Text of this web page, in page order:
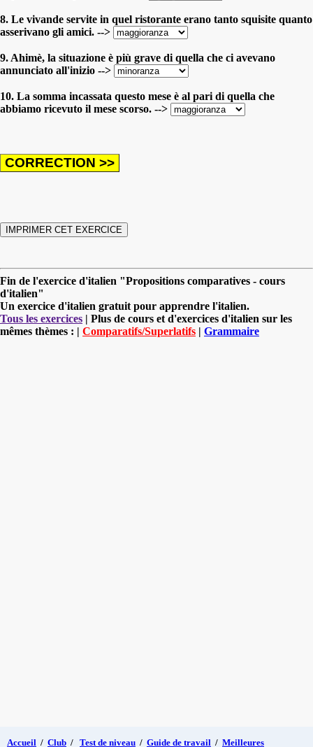
8. Le vivande servite in quel ristorante erano tanto squisite quanto
asserivano gli amici. -->
9. Ahimè, la situazione è più grave di quella che ci avevano
annunciato all'inizio -->
10. La somma incassata questo mese è al pari di quella che
abbiamo ricevuto il mese scorso. -->
Fin de l'exercice d'italien "Propositions comparatives - cours
d'italien"
Un exercice d'italien gratuit pour apprendre l'italien.
Tous les exercices | Plus de cours et d'exercices d'italien sur les
mêmes thèmes : | Comparatifs/Superlatifs | Grammaire
Accueil / Club / Test de niveau / Guide de travail / Meilleures